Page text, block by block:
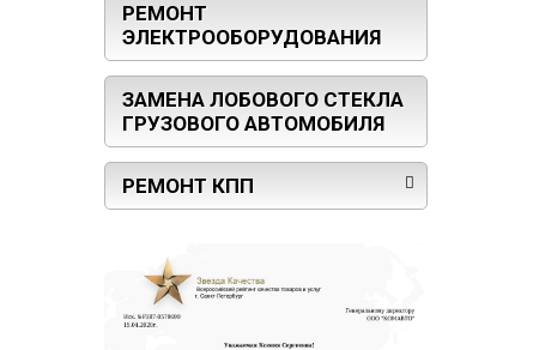
РЕМОНТ
ЭЛЕКТРООБОРУДОВАНИЯ
ЗАМЕНА ЛОБОВОГО СТЕКЛА
ГРУЗОВОГО АВТОМОБИЛЯ
РЕМОНТ КПП